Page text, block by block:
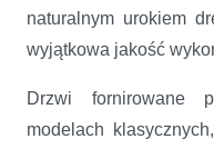
naturalnym urokiem
wyjątkowa jakość
Drzwi fornirowane
modelach